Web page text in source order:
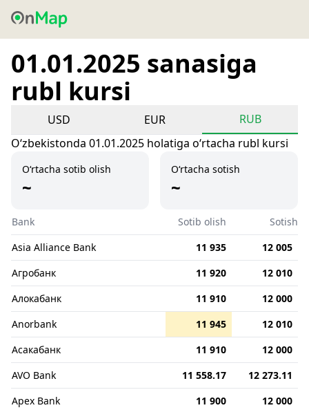
01.01.2025 sanasiga
rubl kursi
USD EUR
RUB
Oʻzbekistonda 01.01.2025 holatiga oʻrtacha rubl kursi
O‘rtacha sotib olish
~
O‘rtacha sotish
~
Bank Sotib olish
Sotish
Asia Alliance Bank
11 935
12 005
Агробанк
11 920
12 010
Алокабанк
11 910
12 000
Anorbank
11 945
12 010
Асакабанк
11 910
12 000
AVO Bank
11 558.17
12 273.11
Apex Bank
11 900
12 000